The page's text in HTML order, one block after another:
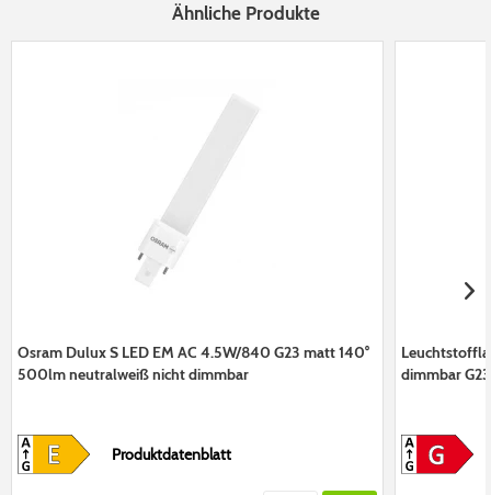
Ähnliche Produkte
Osram Dulux S LED EM AC 4.5W/840 G23 matt 140°
500lm neutralweiß nicht dimmbar
Produktdatenblatt
dimmbar